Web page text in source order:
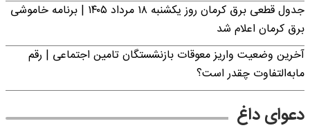
جدول قطعی برق کرمان روز یکشنبه ۱۸ مرداد ۱۴۰۵ | برنامه خاموشی
برق کرمان اعلام شد
آخرین وضعیت واریز معوقات بازنشستگان تامین اجتماعی | رقم
مابه‌التفاوت چقدر است؟
دعوای داغ